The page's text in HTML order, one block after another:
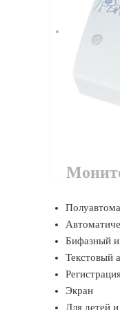
Бифазный
Текстовый
Экран
Для детей